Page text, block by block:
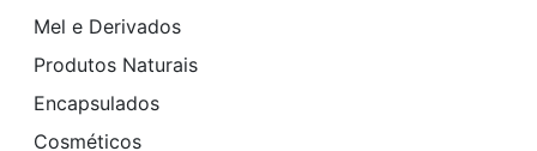
Mel e Derivados
Produtos Naturais
Encapsulados
Cosméticos